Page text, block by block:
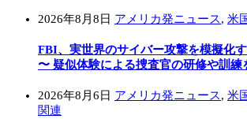
2026年8月8日 アメリカ発ニュース, 米
FBI、実世界のサイバー攻撃を模擬化
〜 疑似体験による捜査官の研修や訓練
2026年8月6日 アメリカ発ニュース, 米
関連